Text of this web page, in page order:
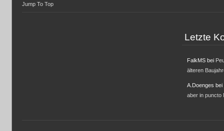
Jump To Top
Letzte
FalkMSbei
älteren
A.Doenges bei
aber in puncto